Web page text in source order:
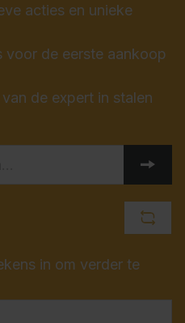
acties en unieke
de eerste aankoop
de expert in stalen
in om verder te